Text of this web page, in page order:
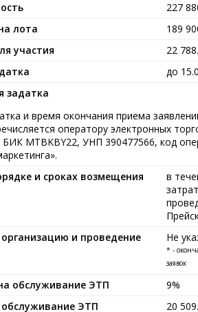
227
лота
189
участия
22
до
задатка
и время окончания приема
оператору электронных
MTBKBY22, УНП 390477566, код
и сроках возмещения
в
и проведение
Не
* -
заявок
обслуживание ЭТП
9%
ЭТП
20